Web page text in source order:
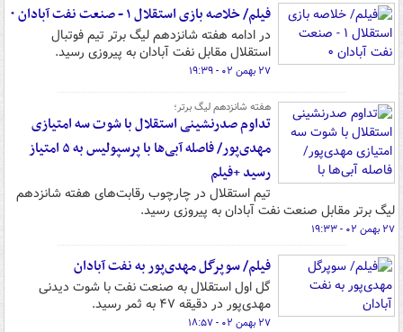
فیلم/ خلاصه بازی استقلال ۱ - صنعت نفت آبادان ۰
در ادامه هفته شانزدهم لیگ برتر تیم فوتبال
استقلال مقابل نفت آبادان به پیروزی رسید.
۲۷ بهمن ۰۲ - ۱۹:۳۹
هفته شانزدهم لیگ برتر؛
تداوم صدرنشینی استقلال با شوت سه امتیازی
مهدی‌پور/ فاصله آبی‌ها با پرسپولیس به ۵ امتیاز
رسید +فیلم
تیم استقلال در چارچوب رقابت‌های هفته شانزدهم
لیگ برتر مقابل صنعت نفت آبادان به پیروزی رسید.
۲۷ بهمن ۰۲ - ۱۹:۳۳
فیلم/ سوپرگل مهدی‌پور به نفت آبادان
گل اول استقلال به صنعت نفت با شوت دیدنی
مهدی‌پور در دقیقه ۴۷ به ثمر رسید.
۲۷ بهمن ۰۲ - ۱۸:۵۷